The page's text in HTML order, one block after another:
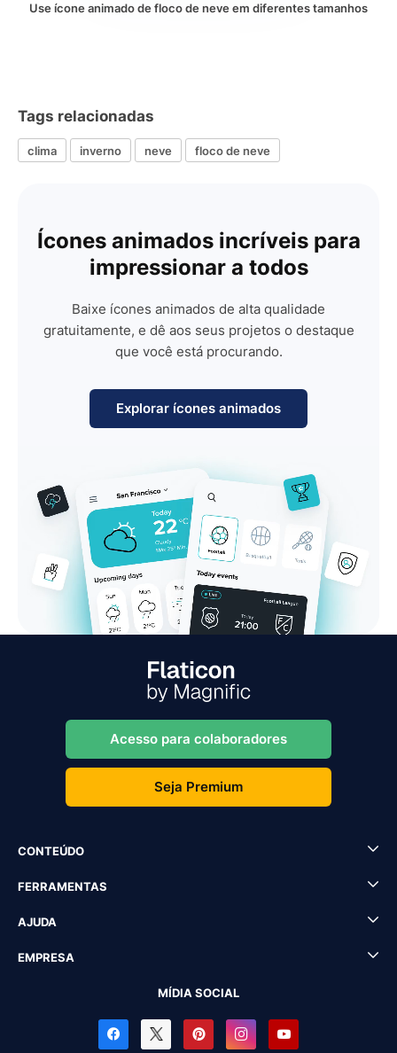
Use ícone animado de floco de neve em diferentes tamanhos
Tags relacionadas
clima inverno neve floco de neve
Ícones animados incríveis para
impressionar a todos
Baixe ícones animados de alta qualidade
gratuitamente, e dê aos seus projetos o destaque
que você está procurando.
Explorar ícones animados
Acesso para colaboradores
Seja Premium
CONTEÚDO
FERRAMENTAS
AJUDA
EMPRESA
MÍDIA SOCIAL